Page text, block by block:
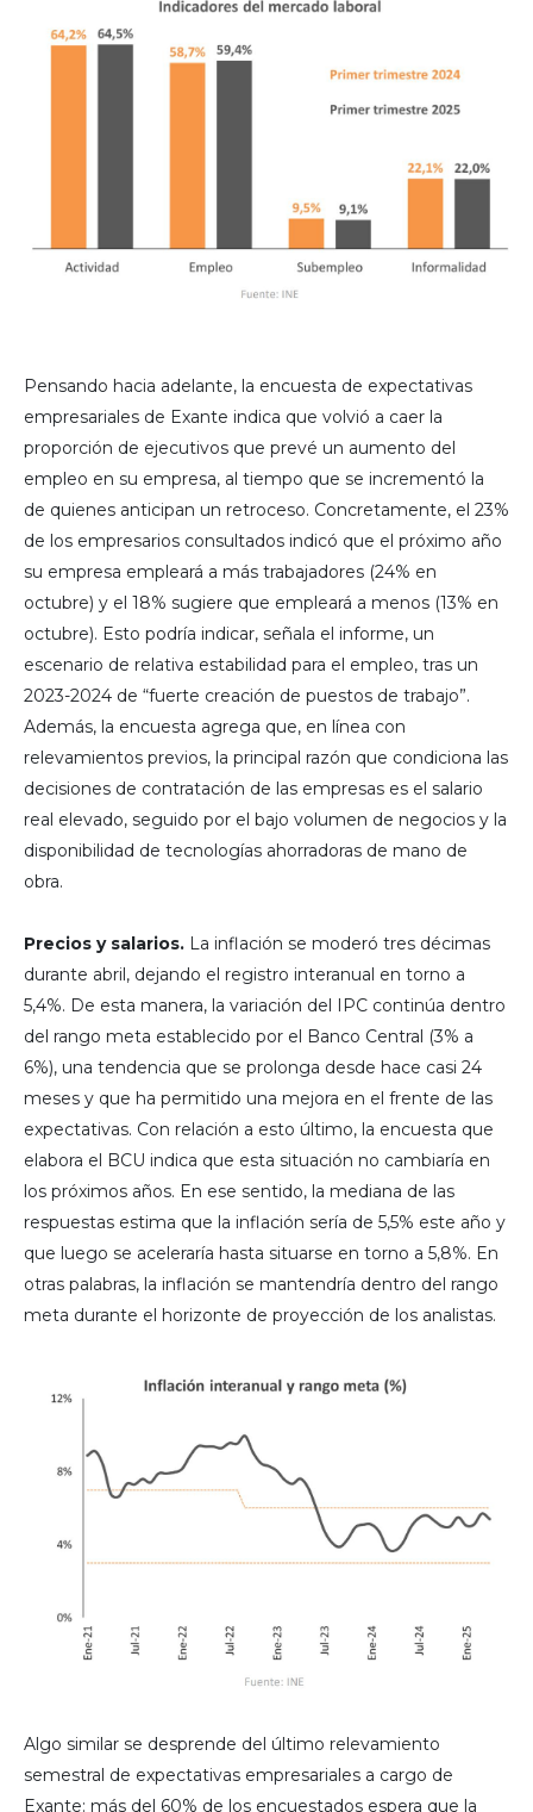
Pensando hacia adelante, la encuesta de expectativas
empresariales de Exante indica que volvió a caer la
proporción de ejecutivos que prevé un aumento del
empleo en su empresa, al tiempo que se incrementó la
de quienes anticipan un retroceso. Concretamente, el 23%
de los empresarios consultados indicó que el próximo año
su empresa empleará a más trabajadores (24% en
octubre) y el 18% sugiere que empleará a menos (13% en
octubre). Esto podría indicar, señala el informe, un
escenario de relativa estabilidad para el empleo, tras un
2023-2024 de “fuerte creación de puestos de trabajo”.
Además, la encuesta agrega que, en línea con
relevamientos previos, la principal razón que condiciona las
decisiones de contratación de las empresas es el salario
real elevado, seguido por el bajo volumen de negocios y la
disponibilidad de tecnologías ahorradoras de mano de
obra.
Precios y salarios. La inflación se moderó tres décimas
durante abril, dejando el registro interanual en torno a
5,4%. De esta manera, la variación del IPC continúa dentro
del rango meta establecido por el Banco Central (3% a
6%), una tendencia que se prolonga desde hace casi 24
meses y que ha permitido una mejora en el frente de las
expectativas. Con relación a esto último, la encuesta que
elabora el BCU indica que esta situación no cambiaría en
los próximos años. En ese sentido, la mediana de las
respuestas estima que la inflación sería de 5,5% este año y
que luego se aceleraría hasta situarse en torno a 5,8%. En
otras palabras, la inflación se mantendría dentro del rango
meta durante el horizonte de proyección de los analistas.
Algo similar se desprende del último relevamiento
semestral de expectativas empresariales a cargo de
Exante: más del 60% de los encuestados espera que la